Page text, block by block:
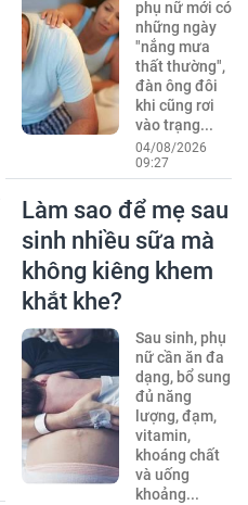
phụ nữ mới có
những ngày
"nắng mưa
thất thường",
đàn ông đôi
khi cũng rơi
vào trạng...
04/08/2026
09:27
Làm sao để mẹ sau
sinh nhiều sữa mà
không kiêng khem
khắt khe?
Sau sinh, phụ
nữ cần ăn đa
dạng, bổ sung
đủ năng
lượng, đạm,
vitamin,
khoáng chất
và uống
khoảng...